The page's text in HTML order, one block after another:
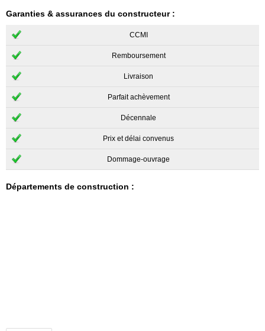
Garanties & assurances du constructeur :
CCMI
Remboursement
Livraison
Parfait achèvement
Décennale
Prix et délai convenus
Dommage-ouvrage
Départements de construction :